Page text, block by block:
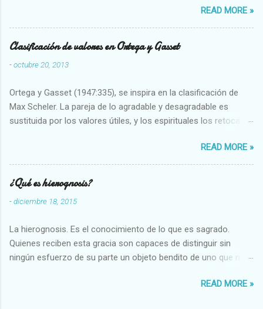
READ MORE »
Clasificación de valores en Ortega y Gasset
-octubre 20, 2013
Ortega y Gasset (1947:335), se inspira en la clasificación de
Max Scheler. La pareja de lo agradable y desagradable es
sustituida por los valores útiles, y los espirituales los retoca.
Abundante-Escaso,etc 2 VITALES Sano-Enfermo Selecto-
Vulgar Enérgico-Inerte Fuerte-Débil,etc. 3 ESPIRITUALES a)
Intelectuales Conocimiento-Error Exacto-Aproximado
Evidente-Probable,etc b) Morales Bueno-malo Bondadoso-
malvado Justo-Injusto Escrupuloso-Relajado Leal-Desleal,etc.
Armonioso-Inarmonioso 4 RELIGIOSOS Santo-Pr...
READ MORE »
¿Qué es hierognosis?
-diciembre 18, 2015
La hierognosis. Es el conocimiento de lo que es sagrado.
Quienes reciben esta gracia son capaces de distinguir sin
ningún esfuerzo de su parte un objeto bendito de uno que no
READ MORE »